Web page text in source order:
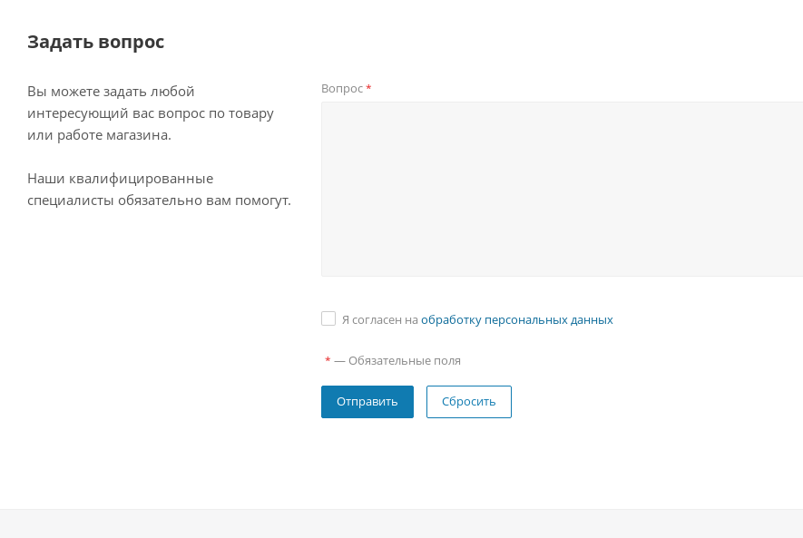
Задать вопрос
Вы можете задать любой
интересующий вас вопрос по товару
или работе магазина.
Наши квалифицированные
специалисты обязательно вам помогут.
Вопрос*
Я согласен на обработку персональных данных
* — Обязательные поля
Сбросить